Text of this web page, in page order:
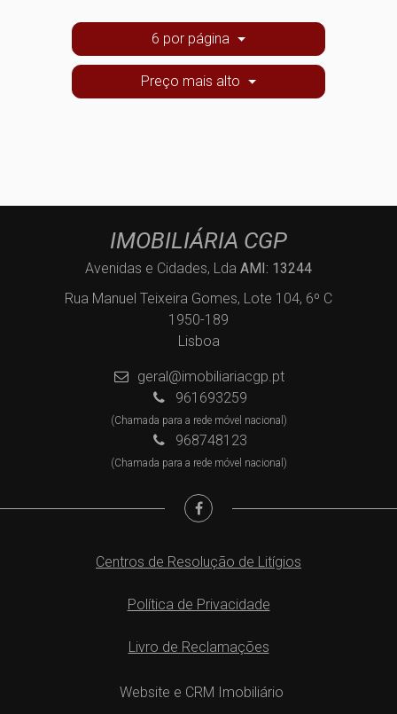
6 por página
Preço mais alto
IMOBILIÁRIA CGP
Avenidas e Cidades, Lda AMI: 13244
Rua Manuel Teixeira Gomes, Lote 104, 6º C
1950-189
Lisboa
geral@imobiliariacgp.pt
961693259
(Chamada para a rede móvel nacional)
968748123
(Chamada para a rede móvel nacional)
Centros de Resolução de Litígios
Política de Privacidade
Livro de Reclamações
Website e CRM Imobiliário